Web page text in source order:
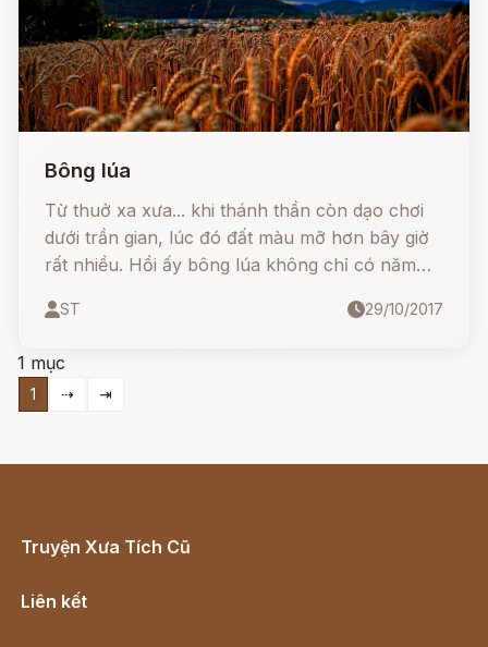
Bông lúa
Từ thuở xa xưa... khi thánh thần còn dạo chơi
dưới trần gian, lúc đó đất màu mỡ hơn bây giờ
rất nhiều. Hồi ấy bông lúa không chỉ có năm
ST 29/10/2017
1 mục
1 ⇢ ⇥
Truyện Xưa Tích Cũ
Liên kết